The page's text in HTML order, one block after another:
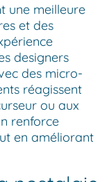
une meilleure
et des
designers
des micro-
réagissent
ou aux
renforce
en améliorant